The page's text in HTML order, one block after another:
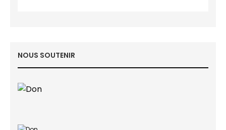
NOUS SOUTENIR